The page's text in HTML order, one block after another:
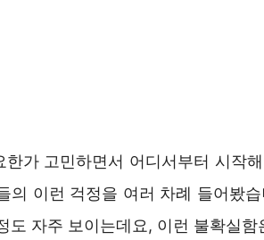
한가 고민하면서 어디서부터 시작
의 이런 걱정을 여러 차례 들어봤
도 자주 보이는데요, 이런 불확실